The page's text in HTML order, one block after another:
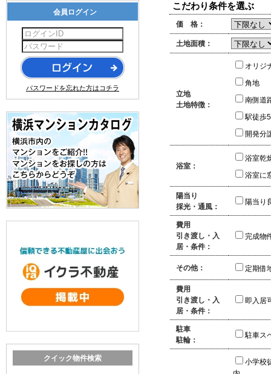
こだわり条件を選ぶ
価 格：
土地面積：
立地
土地特徴：
オリジ
角地
南側道
駅徒歩
開発分
浴室：
浴室乾
浴室に
陽当り
採光・通風：
陽当り
費用
引き渡し・入
居・条件：
完成物
その他： 定期借
費用
引き渡し・入
居・条件：
即入居
駐車
駐輪：
駐車ス
小学校
会員ログイン
パスワードを忘れた方はコチラ
クイック物件検索